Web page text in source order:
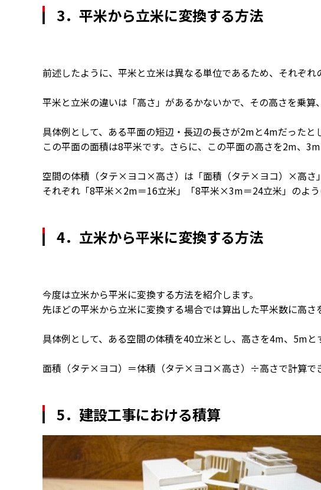
3．平米から立米に変換する方法
前述したように、平米と立米は異なる単位であるため、それぞれ
平米と立米の違いは「高さ」があるかないかで、その高さを乗算
具体例として、ある平面の短辺・長辺の長さが2mと4mだったと
この平面の面積は8平米です。さらに、この平面の高さを2m、
空間の体積（タテ×ヨコ×高さ）は「面積（タテ×ヨコ）×高さ
それぞれ「8平米×2m＝16立米」「8平米×3m＝24立米」のよう
4．立米から平米に変換する方法
今度は立米から平米に変換する方法を紹介します。
先ほどの平米から立米に変換する場合では算出した平米数に高
具体例として、ある空間の体積を40立米とし、高さを4m、5mと
面積（タテ×ヨコ）＝体積（タテ×ヨコ×高さ）÷高さで計算で
5．建設工事における積算